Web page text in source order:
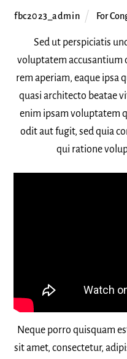
fbc2023_admin For
Sed ut perspiciatis
voluptatem
rem aperiam, eaque ipsa
quasi architecto beatae
enim ipsam voluptatem
odit aut fugit, sed quia
qui ratione
Neque porro quisquam
sit amet, consectetur,